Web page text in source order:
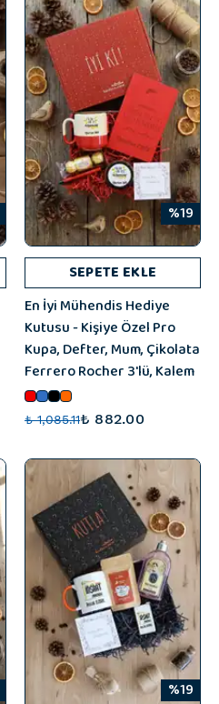
%19
SEPETE EKLE
En İyi Mühendis Hediye
Kutusu - Kişiye Özel Pro
Kupa, Defter, Mum, Çikolata
Ferrero Rocher 3'lü, Kalem
₺ 1,085.11₺ 882.00
%19